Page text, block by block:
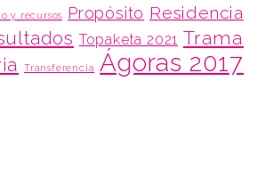
y recursos Propósito Residencia
Topaketa 2021 Trama
Transferencia Ágoras 2017